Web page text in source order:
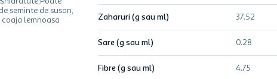
seminte de susan,
coaja lemnoasa
Zaharuri (g sau ml) 37.52
Sare (g sau ml) 0.28
Fibre (g sau ml) 4.75